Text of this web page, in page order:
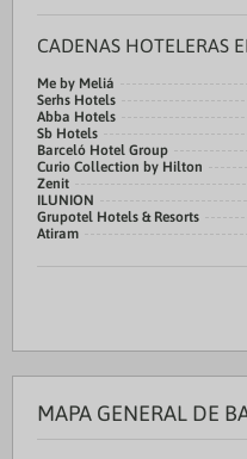
CADENAS HOTELERAS
Me by Meliá
Serhs Hotels
Abba Hotels
Sb Hotels
Barceló Hotel Group
Curio Collection by Hilton
Zenit
ILUNION
Grupotel Hotels & Resorts
Atiram
MAPA GENERAL DE